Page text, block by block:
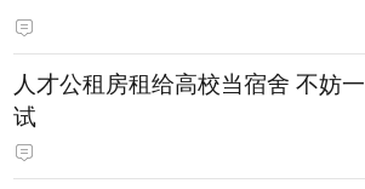
人才公租房租给高校当宿舍 不妨一
试